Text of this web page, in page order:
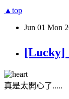
▲top
Jun 01 Mon
[Lucky]
真是太開心了.....